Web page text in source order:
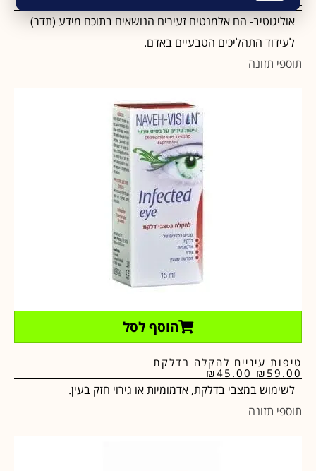
₪40.00
אוליגוטיב- הם אלמנטים זעירים הנושאים בתוכם מידע (תדר)
לעידוד התהליכים הטבעיים באדם.
תוספי תזונה
הוסף לסל
טיפות עיניים להקלה בדלקת
₪59.00
₪45.00
לשימוש במצבי בדלקת, אדמומיות או גירוי חזק בעין.
תוספי תזונה